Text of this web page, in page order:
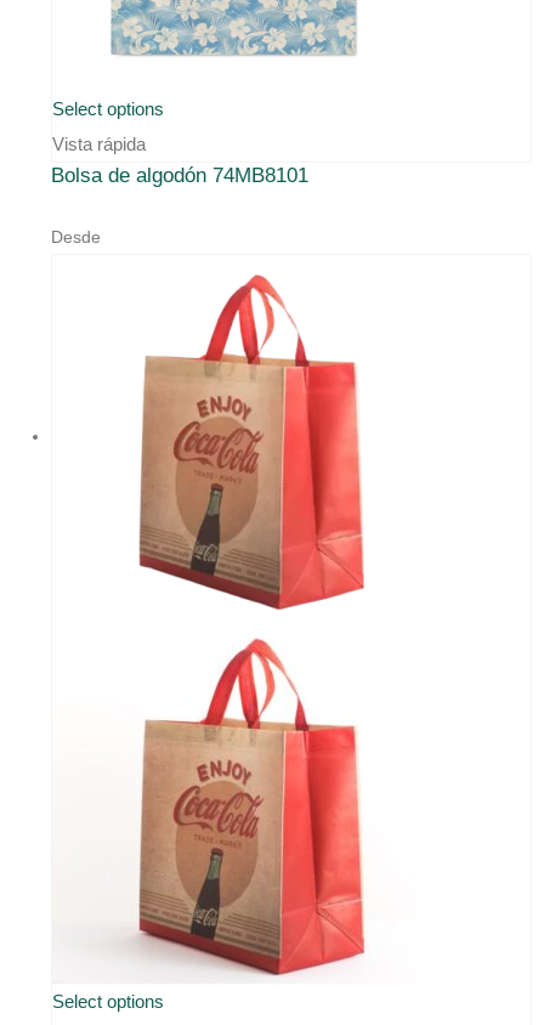
Select options
Vista rápida
Bolsa de algodón 74MB8101
Desde
Select options